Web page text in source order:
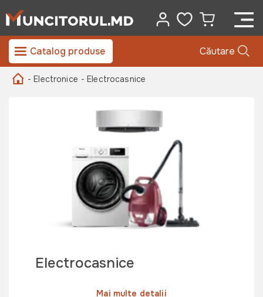
Catalog produse Căutare
- Electronice - Electrocasnice
Electrocasnice
Mai multe detalii